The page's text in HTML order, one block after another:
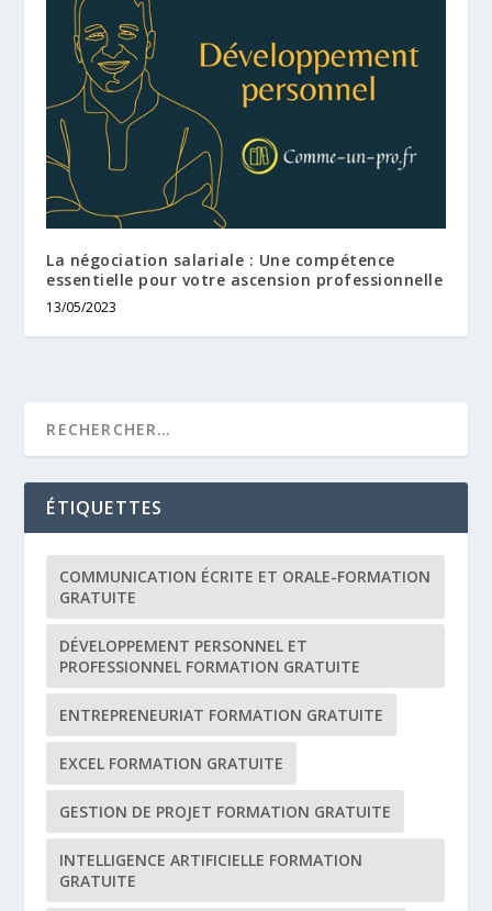
La négociation salariale : Une compétence
essentielle pour votre ascension professionnelle
13/05/2023
ÉTIQUETTES
COMMUNICATION ÉCRITE ET ORALE-FORMATION
GRATUITE
DÉVELOPPEMENT PERSONNEL ET
PROFESSIONNEL FORMATION GRATUITE
ENTREPRENEURIAT FORMATION GRATUITE
EXCEL FORMATION GRATUITE
GESTION DE PROJET FORMATION GRATUITE
INTELLIGENCE ARTIFICIELLE FORMATION
GRATUITE